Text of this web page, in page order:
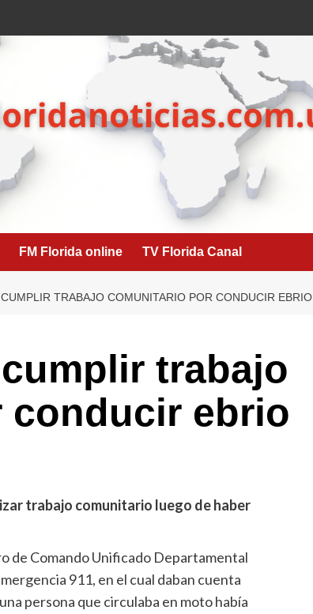
FM Florida online TV Florida Canal
TRABAJO COMUNITARIO POR CONDUCIR EBRIO
trabajo
ebrio
trabajo comunitario luego de haber
de Comando Unificado Departamental
911, en el cual daban cuenta
persona que circulaba en moto había